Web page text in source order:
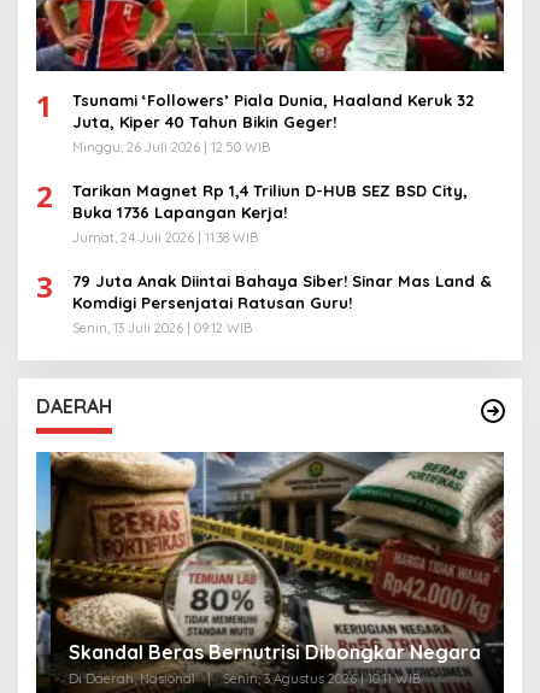
1
Tsunami ‘Followers’ Piala Dunia, Haaland Keruk 32
Juta, Kiper 40 Tahun Bikin Geger!
Minggu, 26 Juli 2026 | 12:50 WIB
2
Tarikan Magnet Rp 1,4 Triliun D-HUB SEZ BSD City,
Buka 1736 Lapangan Kerja!
Jumat, 24 Juli 2026 | 11:38 WIB
3
79 Juta Anak Diintai Bahaya Siber! Sinar Mas Land &
Komdigi Persenjatai Ratusan Guru!
Senin, 13 Juli 2026 | 09:12 WIB
DAERAH
Skandal Beras Bernutrisi Dibongkar Negara
Di Daerah, Nasional | Senin, 3 Agustus 2026 | 10:11 WIB